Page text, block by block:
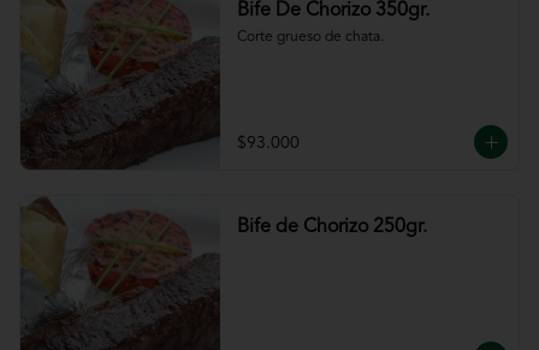
Bife De Chorizo 350gr.
Corte grueso de chata.
$93.000
Bife de Chorizo 250gr.